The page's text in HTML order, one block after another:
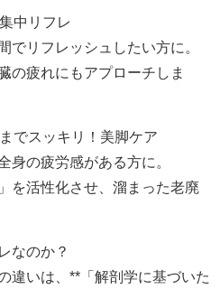
中リフレ
でリフレッシュしたい方に。
の疲れにもアプローチしま
でスッキリ！美脚ケア
身の疲労感がある方に。
を活性化させ、溜まった老廃
なのか？
違いは、**「解剖学に基づいた